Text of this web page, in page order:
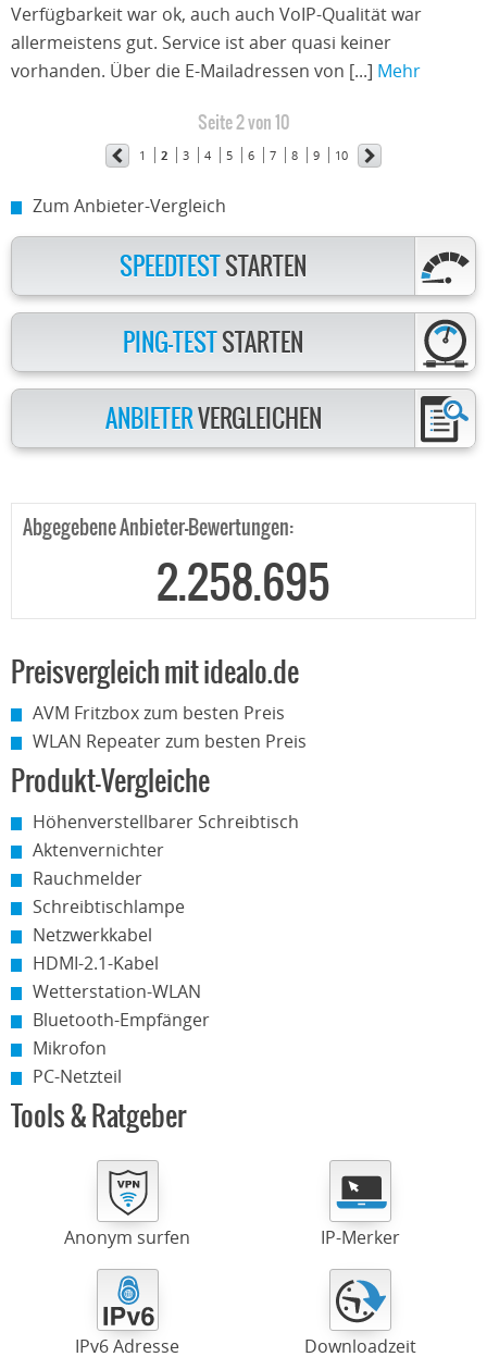
Verfügbarkeit war ok, auch auch VoIP-Qualität war
allermeistens gut. Service ist aber quasi keiner
vorhanden. Über die E-Mailadressen von [...] Mehr
Seite 2 von 10
1 2 3 4 5 6 7 8 9 10
Zum Anbieter-Vergleich
SPEEDTESTSTARTEN
PING-TESTSTARTEN
ANBIETERVERGLEICHEN
Abgegebene Anbieter-Bewertungen:
2.258.695
Preisvergleich mit idealo.de
AVM Fritzbox zum besten Preis
WLAN Repeater zum besten Preis
Produkt-Vergleiche
Höhenverstellbarer Schreibtisch
Aktenvernichter
Rauchmelder
Schreibtischlampe
Netzwerkkabel
HDMI-2.1-Kabel
Wetterstation-WLAN
Bluetooth-Empfänger
Mikrofon
PC-Netzteil
Tools & Ratgeber
Anonym surfen IP-Merker
IPv6 Adresse Downloadzeit